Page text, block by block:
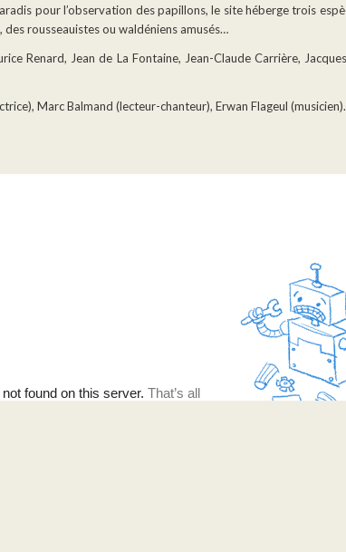
pour l’observation des papillons, le site héberge trois
rousseauistes ou waldéniens amusés…
Renard, Jean de La Fontaine, Jean-Claude Carrière,
Marc Balmand (lecteur-chanteur), Erwan Flageul (musicien).